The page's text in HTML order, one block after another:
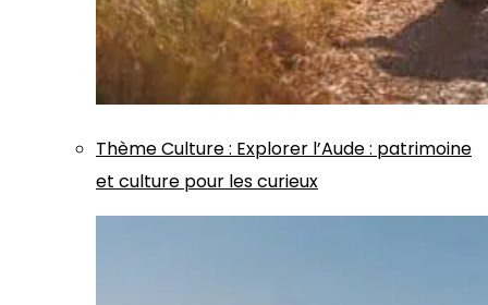
ThèmeCulture: Explorer l’Aude : patrimoine
et culture pour les curieux